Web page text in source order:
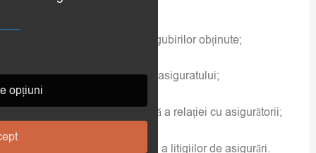
asigurărilor oferă:
maximizarea despăgubirilor obținute;
protecția drepturilor asiguratului;
gestionarea eficientă a relației cu asigurătorii;
soluționarea corectă a litigiilor de asigurări.
opțiuni